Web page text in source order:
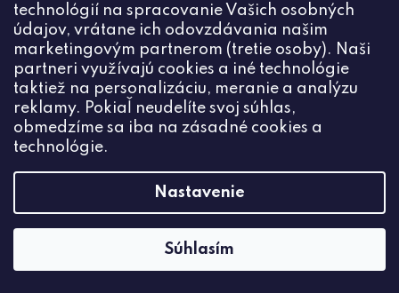
technológií na spracovanie Vašich osobných
údajov, vrátane ich odovzdávania našim
marketingovým partnerom (tretie osoby). Naši
partneri využívajú cookies a iné technológie
taktiež na personalizáciu, meranie a analýzu
reklamy. Pokiaľ neudelíte svoj súhlas,
obmedzíme sa iba na zásadné cookies a
technológie.
Nastavenie
Súhlasím